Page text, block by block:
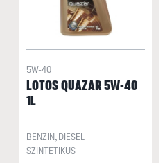
5W-40
LOTOS QUAZAR 5W-40
1L
BENZIN, DIESEL
SZINTETIKUS